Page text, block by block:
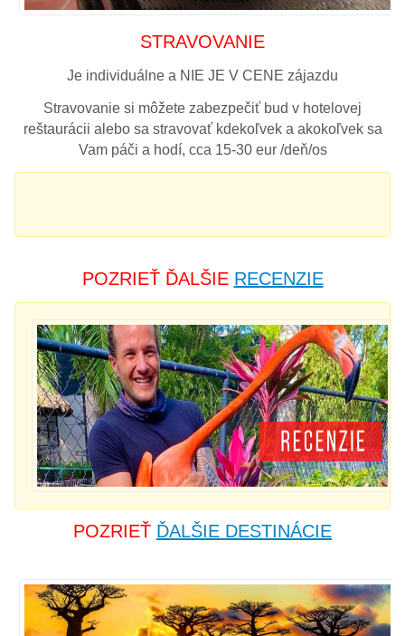
STRAVOVANIE
Je individuálne a NIE JE V CENE zájazdu
Stravovanie si môžete zabezpečiť bud v hotelovej
reštaurácii alebo sa stravovať kdekoľvek a akokoľvek sa
Vam páči a hodí, cca 15-30 eur /deň/os
POZRIEŤ ĎALŠIE RECENZIE
POZRIEŤ ĎALŠIE DESTINÁCIE